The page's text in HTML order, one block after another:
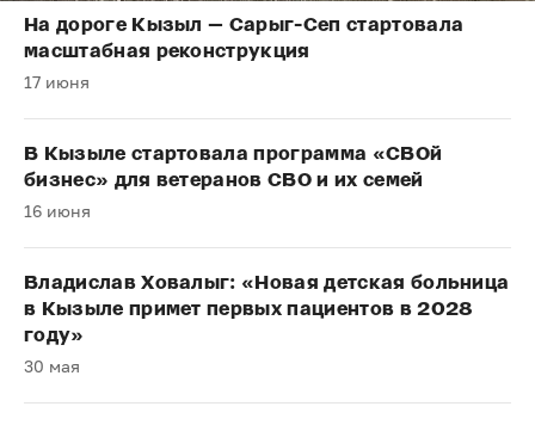
На дороге Кызыл — Сарыг-Сеп стартовала
масштабная реконструкция
17 июня
В Кызыле стартовала программа «СВОй
бизнес» для ветеранов СВО и их семей
16 июня
Владислав Ховалыг: «Новая детская больница
в Кызыле примет первых пациентов в 2028
году»
30 мая